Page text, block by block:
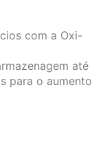
com a Oxi-
até
para o aumento